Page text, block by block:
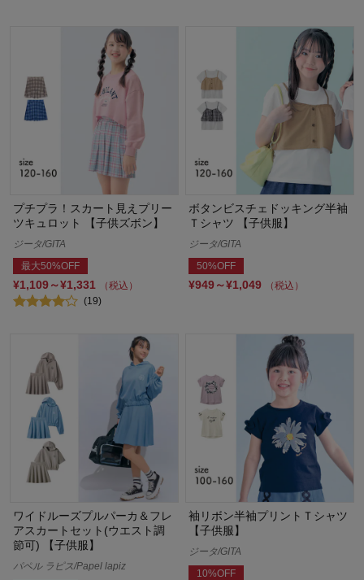
プチプラ！スカート見えプリー
ツキュロット 【子供ズボン】
ジータ/GITA
最大50%OFF
¥1,109～¥1,331
（税込）
(19)
ボタンビスチェドッキング半袖
Ｔシャツ 【子供服】
ジータ/GITA
50%OFF
¥949～¥1,049 （税込）
ワイドルーズプルパーカ＆フレ
アスカートセット(ウエスト調
節可) 【子供服】
パペル ラピス/Papel lapiz
袖リボン半袖プリントＴシャツ
【子供服】
ジータ/GITA
10%OFF